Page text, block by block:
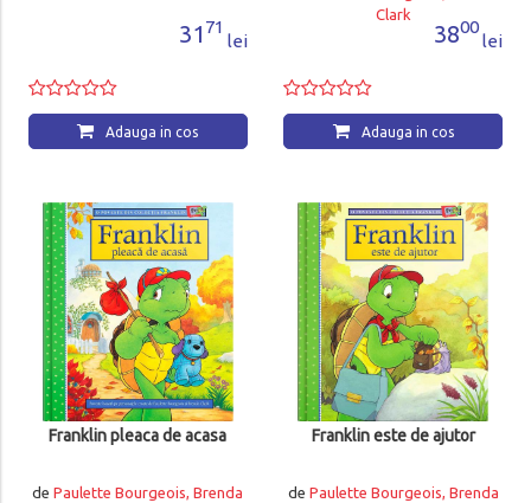
31 71
lei
Adauga in cos
Clark
3800
lei
Adauga in cos
Franklin pleaca de acasa
dePaulette Bourgeois, Brenda
Franklin este de ajutor
de Paulette Bourgeois, Brenda